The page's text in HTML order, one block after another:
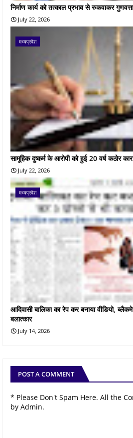
निर्माण कार्य को तत्काल प्रभाव से रुकवाकर
July 22, 2026
मध्यप्रदेश
सामूहिक दुष्कर्म के आरोपी को हुई 20 वर्ष कठोर
July 22, 2026
मध्यप्रदेश
आदिवासी बालिका का रेप कर बनाया वीडियो,
बलात्कार
July 14, 2026
POST A COMMENT
* Please Don't Spam Here. All the
by Admin.